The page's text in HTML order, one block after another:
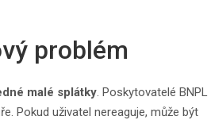
problém
malé splátky. Poskytovatelé BNPL
Pokud uživatel nereaguje, může být